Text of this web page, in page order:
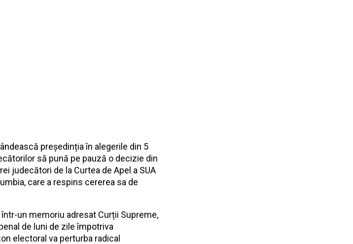
președinția în alegerile din 5
să pună pe pauză o decizie din
judecători de la Curtea de Apel a SUA
care a respins cererea sa de
un memoriu adresat Curții Supreme,
de luni de zile împotriva
electoral va perturba radical